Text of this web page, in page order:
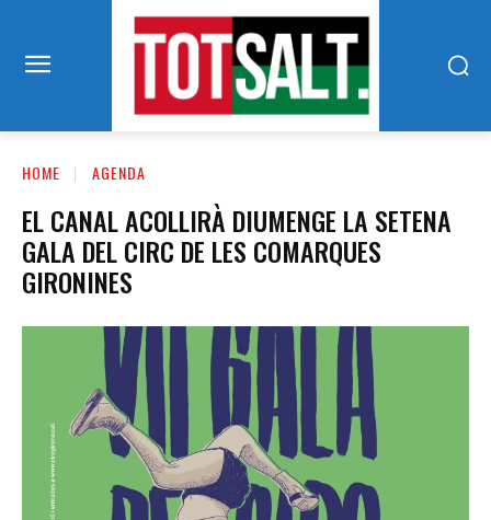
HOME AGENDA
EL CANAL ACOLLIRÀ DIUMENGE LA SETENA
GALA DEL CIRC DE LES COMARQUES
GIRONINES